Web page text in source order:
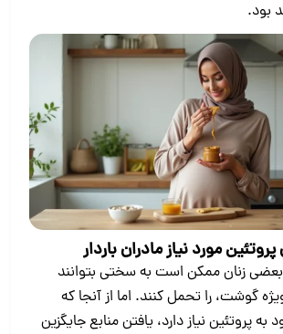
بود.
مورد نیاز مادران باردار
بعضی زنان ممکن است به‌ سختی بتوانند
گوشت، را تحمل کنند. اما از آنجا که
پروتئین نیاز دارد، یافتن منابع جایگزین